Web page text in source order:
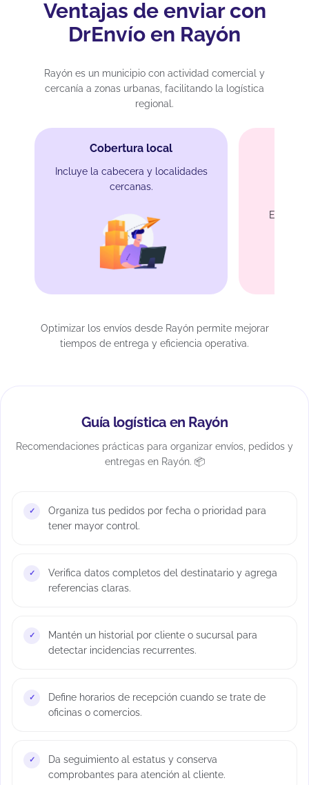
Ventajas de enviar con
DrEnvío en Rayón
Rayón es un municipio con actividad comercial y
cercanía a zonas urbanas, facilitando la logística
regional.
Cobertura local
Incluye la cabecera y localidades
cercanas.
Entrega
Optimizar los envíos desde Rayón permite mejorar
tiempos de entrega y eficiencia operativa.
Guía logística en Rayón
Recomendaciones prácticas para organizar envíos, pedidos y
entregas en Rayón. 📦
Organiza tus pedidos por fecha o prioridad para
tener mayor control.
Verifica datos completos del destinatario y agrega
referencias claras.
Mantén un historial por cliente o sucursal para
detectar incidencias recurrentes.
Define horarios de recepción cuando se trate de
oficinas o comercios.
Da seguimiento al estatus y conserva
comprobantes para atención al cliente.